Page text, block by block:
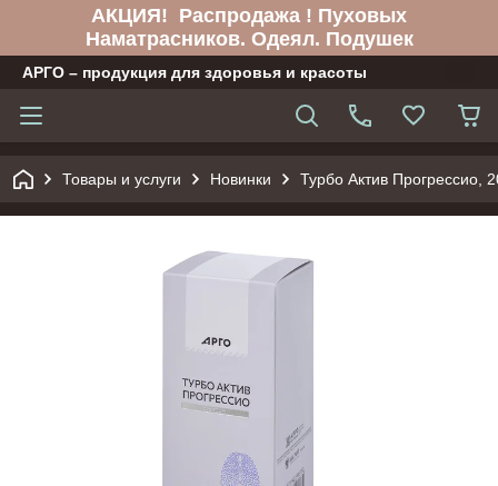
АКЦИЯ! Распродажа ! Пуховых
Наматрасников. Одеял. Подушек
АРГО – продукция для здоровья и красоты
Товары и услуги Новинки Турбо Актив Прогрессио,